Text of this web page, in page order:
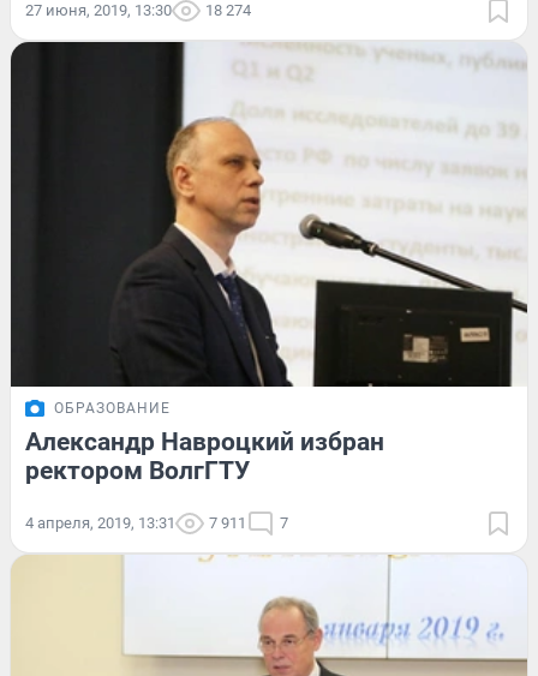
27 июня, 2019, 13:30 18 274
ОБРАЗОВАНИЕ
Александр Навроцкий избран
ректором ВолгГТУ
4 апреля, 2019, 13:31 7 911 7